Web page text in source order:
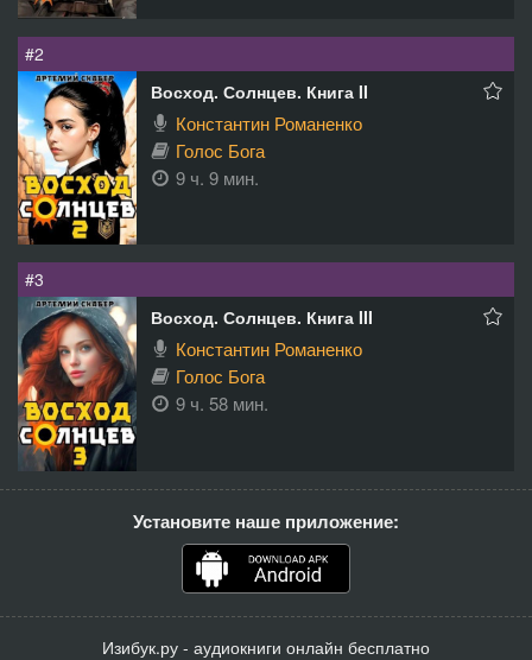
#2
Восход. Солнцев. Книга II
Константин Романенко
Голос Бога
9 ч. 9 мин.
#3
Восход. Солнцев. Книга III
Константин Романенко
Голос Бога
9 ч. 58 мин.
Установите наше приложение:
Изибук.ру - аудиокниги онлайн бесплатно